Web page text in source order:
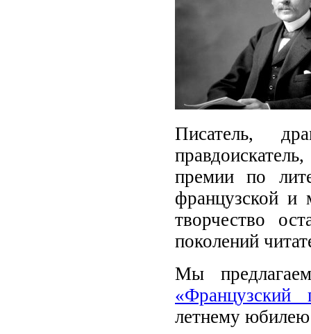
Писатель,
премии по
французской и
творчество
поколений
Мы
«Французский
летнему